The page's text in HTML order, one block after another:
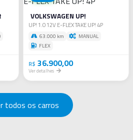
VOLKSWAGEN UP!
UP! 1.0 12V E-FLEX TAKE UP! 4P
63.000 km
MANUAL
FLEX
R$ 36.900,00
Ver detalhes
todos os carros